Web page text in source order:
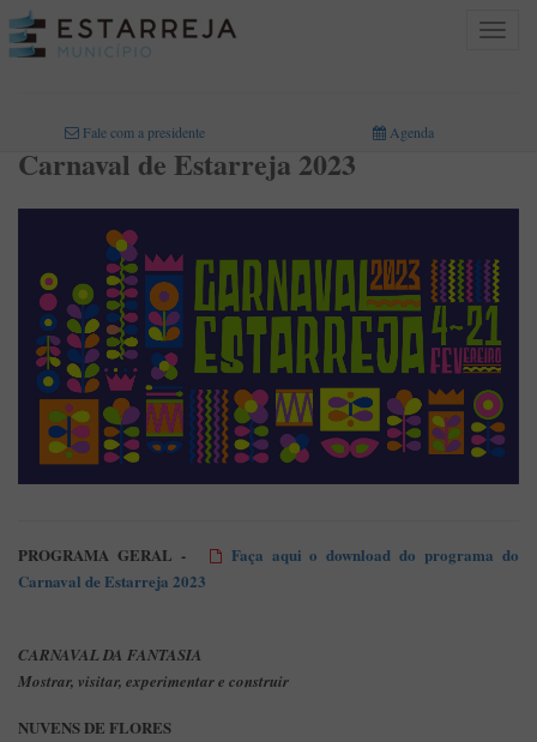
Toggle
Fale com a presidente Agenda
Carnaval de Estarreja 2023
PROGRAMA GERAL -
Faça aqui o download do programa do
Carnaval de Estarreja 2023
CARNAVAL DA FANTASIA
Mostrar, visitar, experimentar e construir
NUVENS DE FLORES